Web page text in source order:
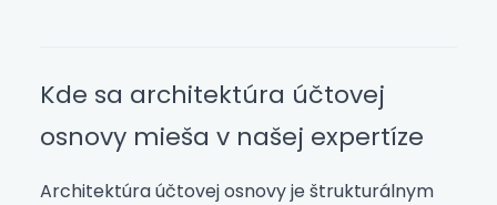
Kde sa architektúra účtovej
osnovy mieša v našej expertíze
Architektúra účtovej osnovy je štrukturálnym